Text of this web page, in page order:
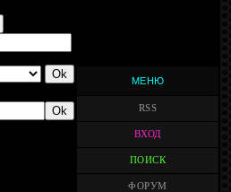
МЕНЮ
RSS
ВХОД
ПОИСК
ФОРУМ